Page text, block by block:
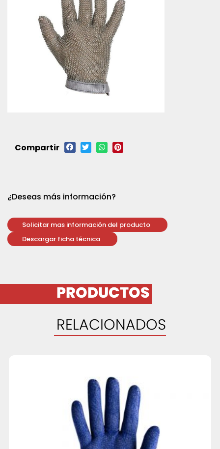
Compartir
¿Deseas más información?
Solicitar mas información del producto
Descargar ficha técnica
PRODUCTOS
RELACIONADOS